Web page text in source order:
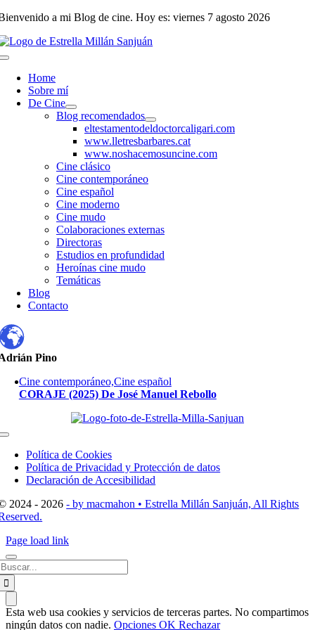
Saltar
contenido
a mi Blog de cine. Hoy es: viernes 7 agosto 2026
Toggle
NavigationHome
Sobre mí
De Cine
Blog recomendados
eltestamentodeldoctorcaligari.com
www.lletresbarbares.cat
www.noshacemosuncine.com
Cine clásico
Cine contemporáneo
Cine español
Cine moderno
Cine mudo
Colaboraciones externas
Directoras
Estudios en profundidad
Heroínas cine mudo
Temáticas
Blog
Contacto
Pino
Cine contemporáneo,Cine español
CORAJE (2025) De José Manuel Rebollo
Toggle
NavigationPolítica de Cookies
Política de Privacidad y Protección de datos
Declaración de Accesibilidad
2024 - 2026- by macmahon • Estrella Millán Sanjuán, All Rights
Page load link
Esta web usa cookies y servicios de terceras partes. No compartimos
ningún datos con nadie. Opciones OK Rechazar